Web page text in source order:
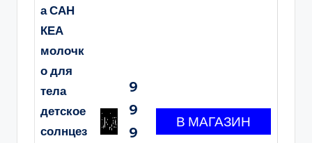
а САН
КЕА
молочк
о для
тела
детское
солнцез
9
9
9